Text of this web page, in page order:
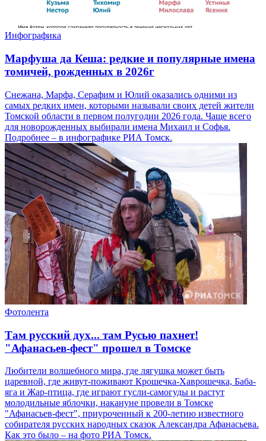
Инфографика
Марфуша да Кеша: редкие и популярные имена
томичей, рожденных в 2026г
Снежана, Марфа, Серафим и Юлий оказались одними из
самых редких имен, которыми называли своих детей жители
Томской области в первом полугодии 2026 года. Чаще всего
для новорожденных выбирали имена Михаил и Софья.
Подробнее – в инфографике РИА Томск.
Фотолента
Там русский дух... там Русью пахнет!
"Афанасьев-фест" прошел в Томске
Любители волшебного мира, где лягушка может быть
царевной, где живут-поживают Крошечка-Хаврошечка, Баба-
яга и Жар-птица, где играют гусли-самогуды и растут
молодильные яблочки, накануне провели в Томске
"Афанасьев-фест", приуроченный к 200-летию известного
собирателя русских народных сказок Александра Афанасьева.
Как это было – на фото РИА Томск.